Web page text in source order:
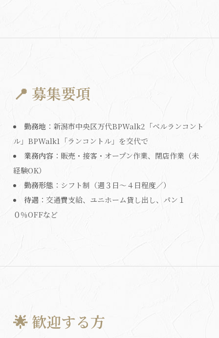
📍 募集要項
勤務地 ：新潟市中央区万代BPWalk2「ベルランコント
ル」BPWalk1「ランコントル」を交代で
業務内容：販売・接客・オープン作業、閉店作業（未
経験OK）
勤務形態 ：シフト制（週３日〜４日程度／）
待遇：交通費支給、ユニホーム貸し出し、パン１
０％OFFなど
🌟 歓迎する方